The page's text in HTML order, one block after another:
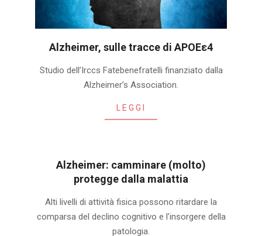
Alzheimer, sulle tracce di APOEε4
12-
Studio dell’Irccs Fatebenefratelli finanziato dalla
Alzheimer’s Association.
LEGGI
Alzheimer: camminare (molto)
protegge dalla malattia
07-
17
Alti livelli di attività fisica possono ritardare la
comparsa del declino cognitivo e l’insorgere della
patologia.